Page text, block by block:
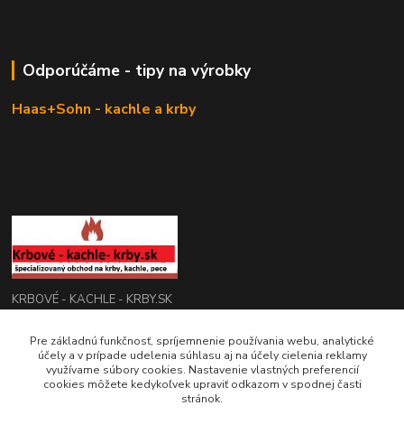
Odporúčáme - tipy na výrobky
Haas+Sohn - kachle a krby
KRBOVÉ - KACHLE - KRBY.SK
0949 476 255
08:00 - 17.00
Pre základnú funkčnosť, spríjemnenie používania webu, analytické
účely a v prípade udelenia súhlasu aj na účely cielenia reklamy
využívame súbory cookies. Nastavenie vlastných preferencií
cookies môžete kedykoľvek upraviť odkazom v spodnej časti
stránok.